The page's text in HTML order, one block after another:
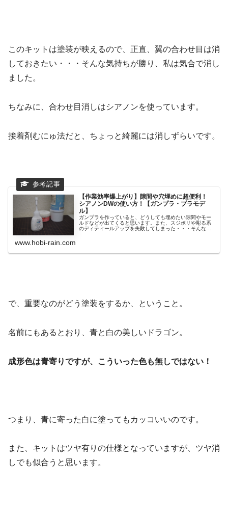
このキットは塗装が映えるので、正直、翼の合わせ目は消
しておきたい・・・そんな気持ちが勝り、私は気合で消し
ました。
ちなみに、合わせ目消しはシアノンを使っています。
接着剤むにゅ法だと、ちょっと綺麗には消しずらいです。
【作業効率爆上がり】隙間や穴埋めに超便利！
シアノンDWの使い方！【ガンプラ・プラモデ
ル】
ガンプラを作っていると、どうしても埋めたい隙間やモー
ルドなどが出てくると思います。また、スジボリや彫る系
のディティールアップを失敗してしまった・・・そんなこ
www.hobi-rain.com
で、重要なのがどう塗装をするか、ということ。
名前にもあるとおり、青と白の美しいドラゴン。
成形色は青寄りですが、こういった色も無しではない！
つまり、青に寄った白に塗ってもカッコいいのです。
また、キットはツヤ有りの仕様となっていますが、ツヤ消
しでも似合うと思います。